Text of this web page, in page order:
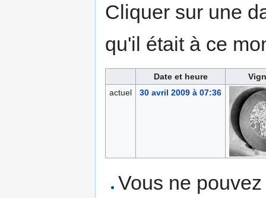
Cliquer sur une
qu'il était à ce
Date et heure
actuel
30 avril 2009 à 07:36
Vous ne